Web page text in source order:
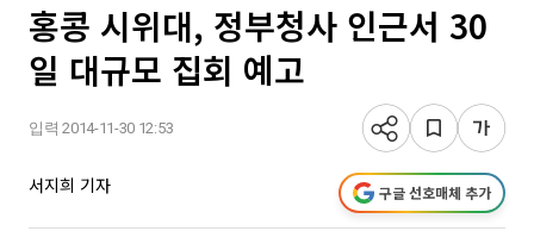
홍콩 시위대, 정부청사 인근서 30
일 대규모 집회 예고
입력 2014-11-30 12:53
서지희 기자 구글 선호매체 추가